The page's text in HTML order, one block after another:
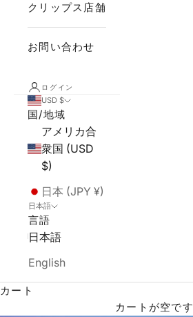
クリップス店舗
お問い合わせ
ログイン
USD $
国/地域
アメリカ合
衆国 (USD
$)
日本 (JPY ¥)
日本語
言語
日本語
English
カート
カートが空です